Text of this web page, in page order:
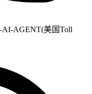
AI-AGENT(美国Toll